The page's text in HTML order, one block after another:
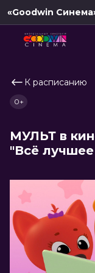
«Goodwin
К расписанию
МУЛЬТ в
"Всё
0+